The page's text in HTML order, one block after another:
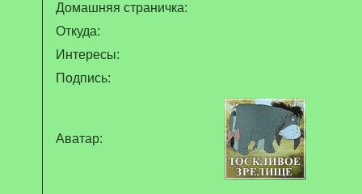
Домашняя страничка:
Откуда:
Интересы:
Подпись:
Аватар: